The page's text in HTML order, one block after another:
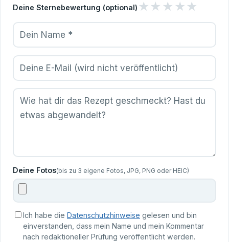
Deine Sternebewertung (optional) ★ ★ ★ ★ ★
Deine Fotos(bis zu 3 eigene Fotos, JPG, PNG oder HEIC)
Ich habe die Datenschutzhinweise gelesen und bin
einverstanden, dass mein Name und mein Kommentar
nach redaktioneller Prüfung veröffentlicht werden.